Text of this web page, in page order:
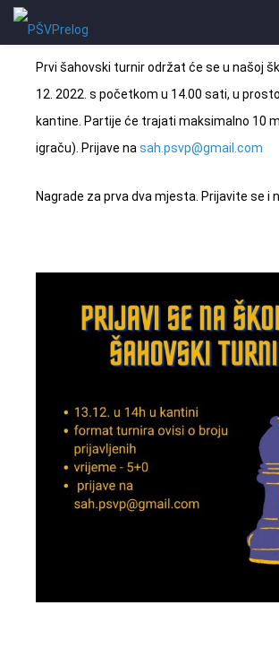
Prvi šahovski turnir održat će se u našoj
12. 2022. s početkom u 14.00 sati, u
kantine. Partije će trajati maksimalno 10
igraču). Prijave na sah.psvp@gmail.com
Nagrade za prva dva mjesta. Prijavite se i